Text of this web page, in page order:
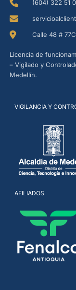
(604) 322 51
Calle 48 #
Licencia de
– Vigilado y
Medellín.
VIGILANCIA Y
AFILIADOS